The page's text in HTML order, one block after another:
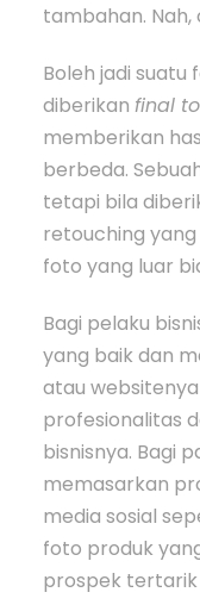
tambahan. Nah,
Boleh jadi suatu
diberikan final
memberikan
berbeda.
tetapi bila
retouching
foto yang luar
Bagi pelaku
yang baik dan
atau
profesionalitas
bisnisnya. Bagi
memasarkan
media sosial
foto produk
prospek